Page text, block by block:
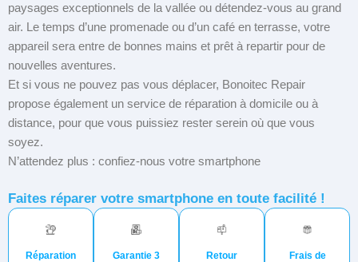
paysages exceptionnels de la vallée ou détendez-vous au grand
air. Le temps d’une promenade ou d’un café en terrasse, votre
appareil sera entre de bonnes mains et prêt à repartir pour de
nouvelles aventures.
Et si vous ne pouvez pas vous déplacer, Bonoitec Repair
propose également un service de réparation à domicile ou à
distance, pour que vous puissiez rester serein où que vous
soyez.
N’attendez plus : confiez-nous votre smartphone
Faites réparer votre smartphone en toute facilité !
Réparation
Garantie 3
Retour
Frais de